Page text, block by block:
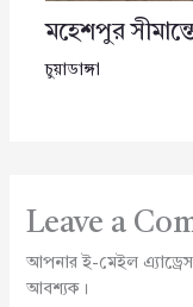
মহেশপুর
চুয়াডাঙ্গা
Leave a
আপনার ই-মেইল এ্যাড্রেস
আবশ্যক।